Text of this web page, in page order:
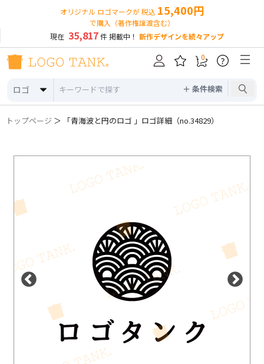
オリジナル ロゴマークが 税込 15,400円
で購入（著作権譲渡含む）
現在 35,817件 掲載中！ 新作デザインを続々アップ
ロゴ ＋ 条件検索
0 ?
トップページ ＞ 「青海波と円のロゴ 」ロゴ詳細（no.34829）